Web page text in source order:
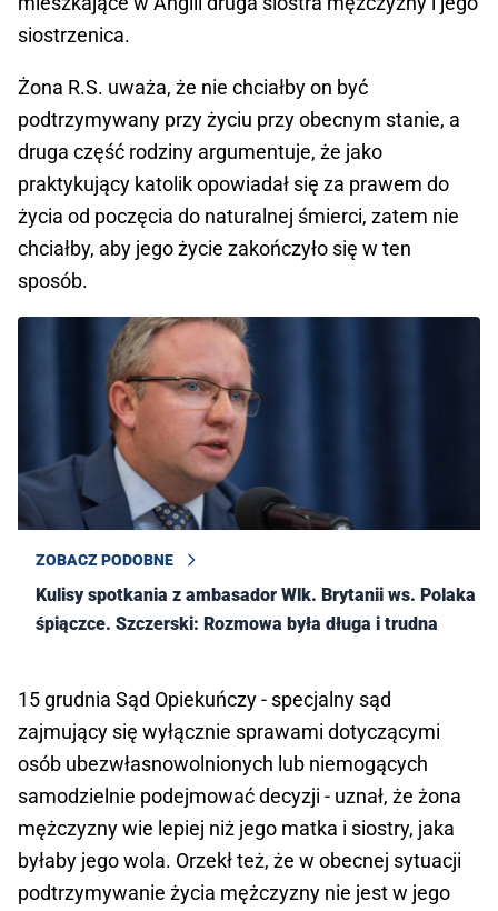
siostrzenica.
Żona R.S. uważa, że nie chciałby on być
podtrzymywany przy życiu przy obecnym stanie, a
druga część rodziny argumentuje, że jako
praktykujący katolik opowiadał się za prawem do
życia od poczęcia do naturalnej śmierci, zatem nie
chciałby, aby jego życie zakończyło się w ten
sposób.
ZOBACZ PODOBNE
Kulisy spotkania z ambasador Wlk. Brytanii ws. Polaka w
śpiączce. Szczerski: Rozmowa była długa i trudna
15 grudnia Sąd Opiekuńczy - specjalny sąd
zajmujący się wyłącznie sprawami dotyczącymi
osób ubezwłasnowolnionych lub niemogących
samodzielnie podejmować decyzji - uznał, że żona
mężczyzny wie lepiej niż jego matka i siostry, jaka
byłaby jego wola. Orzekł też, że w obecnej sytuacji
podtrzymywanie życia mężczyzny nie jest w jego